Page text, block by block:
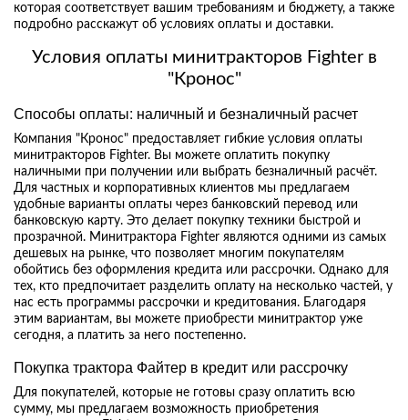
которая соответствует вашим требованиям и бюджету, а также
подробно расскажут об условиях оплаты и доставки.
Условия оплаты минитракторов Fighter в
"Кронос"
Способы оплаты: наличный и безналичный расчет
Компания "Кронос" предоставляет гибкие условия оплаты
минитракторов Fighter. Вы можете оплатить покупку
наличными при получении или выбрать безналичный расчёт.
Для частных и корпоративных клиентов мы предлагаем
удобные варианты оплаты через банковский перевод или
банковскую карту. Это делает покупку техники быстрой и
прозрачной. Минитрактора Fighter являются одними из самых
дешевых на рынке, что позволяет многим покупателям
обойтись без оформления кредита или рассрочки. Однако для
тех, кто предпочитает разделить оплату на несколько частей, у
нас есть программы рассрочки и кредитования. Благодаря
этим вариантам, вы можете приобрести минитрактор уже
сегодня, а платить за него постепенно.
Покупка трактора Файтер в кредит или рассрочку
Для покупателей, которые не готовы сразу оплатить всю
сумму, мы предлагаем возможность приобретения